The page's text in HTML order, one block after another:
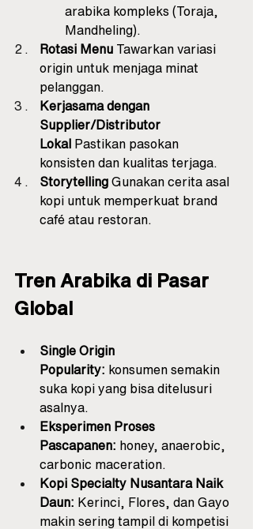
arabika kompleks (Toraja,
Mandheling).
Rotasi Menu Tawarkan variasi
origin untuk menjaga minat
pelanggan.
Kerjasama dengan
Supplier/Distributor
Lokal
Pastikan pasokan
konsisten dan kualitas terjaga.
Storytelling Gunakan cerita asal
kopi untuk memperkuat brand
café atau restoran.
Tren Arabika di Pasar
Global
Single Origin
Popularity: konsumen semakin
suka kopi yang bisa ditelusuri
asalnya.
Eksperimen Proses
Pascapanen: honey, anaerobic,
carbonic maceration.
Kopi Specialty Nusantara Naik
Daun: Kerinci, Flores, dan Gayo
makin sering tampil di kompetisi